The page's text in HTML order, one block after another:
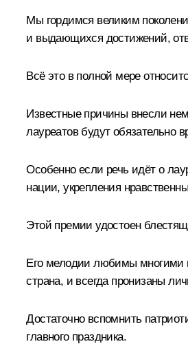
Мы гордимся великим
и выдающихся достижений,
Всё это в полной мере
Известные причины внесли
лауреатов будут обязательно
Особенно если речь идёт о
нации, укрепления
Этой премии удостоен
Его мелодии любимы многими
страна, и всегда пронизаны
Достаточно вспомнить
главного праздника.